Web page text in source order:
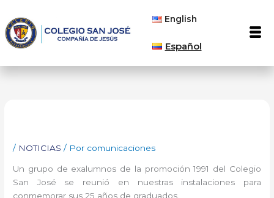
contenido
English
Español
/ NOTICIAS / Por comunicaciones
Un grupo de exalumnos de la promoción 1991 del Colegio
San José se reunió en nuestras instalaciones para
conmemorar sus 25 años de graduados.